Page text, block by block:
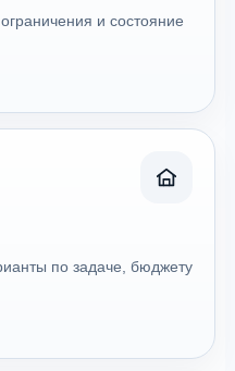
и состояние
по задаче, бюджету